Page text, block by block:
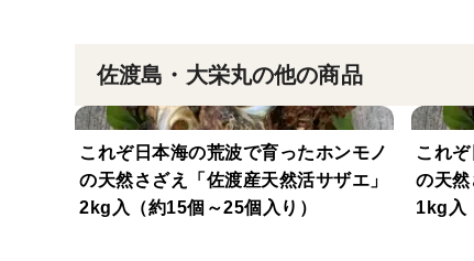
佐渡島・大栄丸の他の商品
これぞ日本海の荒波で育ったホンモノ
の天然さざえ「佐渡産天然活サザエ」
2kg入（約15個～25個入り）
これ
の天然
1kg入